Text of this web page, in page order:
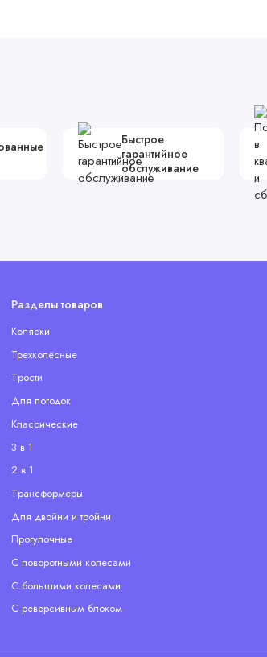
Быстрое
гарантийное
обслуживание
Разделы товаров
Коляски
Трехколёсные
Tрости
Для погодок
Классические
3 в 1
2 в 1
Tрансформеры
Для двойни и тройни
Прогулочные
С поворотными колесами
С большими колесами
С реверсивным блоком